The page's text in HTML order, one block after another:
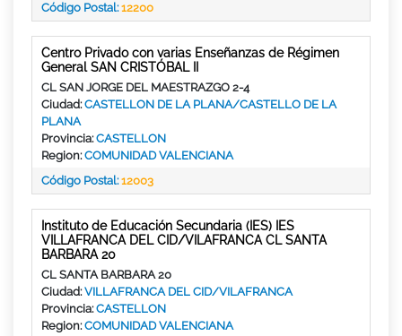
Código Postal:12200
Centro Privado con varias Enseñanzas de Régimen
General SAN CRISTÓBAL II
CL SAN JORGE DEL MAESTRAZGO 2-4
Ciudad:CASTELLON DE LA PLANA/CASTELLO DE LA
PLANA
Provincia:CASTELLON
Region:COMUNIDAD VALENCIANA
Código Postal:12003
Instituto de Educación Secundaria (IES) IES
VILLAFRANCA DEL CID/VILAFRANCA CL SANTA
BARBARA 20
CL SANTA BARBARA 20
Ciudad:VILLAFRANCA DEL CID/VILAFRANCA
Provincia:CASTELLON
Region:COMUNIDAD VALENCIANA